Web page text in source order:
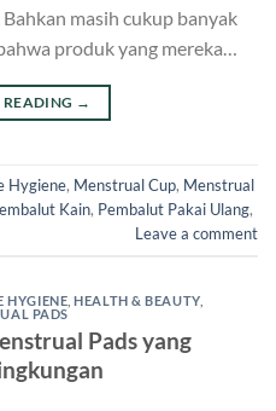
masih cukup banyak
produk yang mereka…
→
Hygiene, Menstrual Cup, Menstrual
Kain, Pembalut Pakai Ulang,
Leave a comment
HYGIENE ,HEALTH & BEAUTY,
PADS
Pads yang